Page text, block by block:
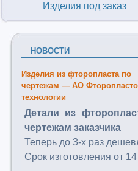
Изделия под заказ
НОВОСТИ
Изделия из фторопласта по
чертежам — АО
технологии
Детали из
чертежам заказчика
Теперь до 3-х раз
Срок изготовления от